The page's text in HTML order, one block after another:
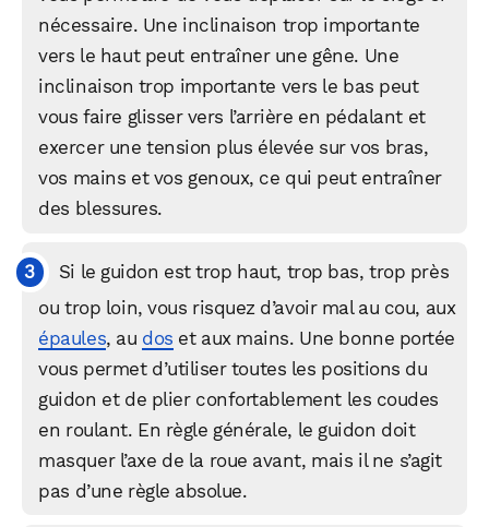
nécessaire. Une inclinaison trop importante
vers le haut peut entraîner une gêne. Une
inclinaison trop importante vers le bas peut
vous faire glisser vers l’arrière en pédalant et
exercer une tension plus élevée sur vos bras,
vos mains et vos genoux, ce qui peut entraîner
des blessures.
Si le guidon est trop haut, trop bas, trop près
ou trop loin, vous risquez d’avoir mal au cou, aux
épaules, au dos et aux mains. Une bonne portée
vous permet d’utiliser toutes les positions du
guidon et de plier confortablement les coudes
en roulant. En règle générale, le guidon doit
masquer l’axe de la roue avant, mais il ne s’agit
pas d’une règle absolue.